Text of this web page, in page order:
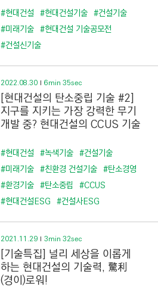
#현대건설 #현대건설기술 #건설기술
#미래기술 #현대건설 기술공모전
#건설신기술
2022.08.30 6min 35sec
[현대건설의 탄소중립 기술 #2]
지구를 지키는 가장 강력한 무기
개발 중? 현대건설의 CCUS 기술
#현대건설 #녹색기술 #건설기술
#미래기술 #친환경 건설기술 #탄소경영
#환경기술 #탄소중립 #CCUS
#현대건설ESG #건설사ESG
2021.11.29 3min 32sec
[기술특집] 널리 세상을 이롭게
하는 현대건설의 기술력, 驚利
(경이)로워!